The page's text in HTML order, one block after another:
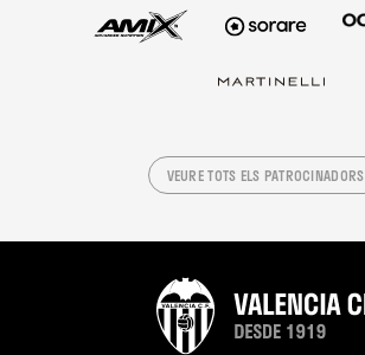
VEURE TOTS ELS PATROCINADORS